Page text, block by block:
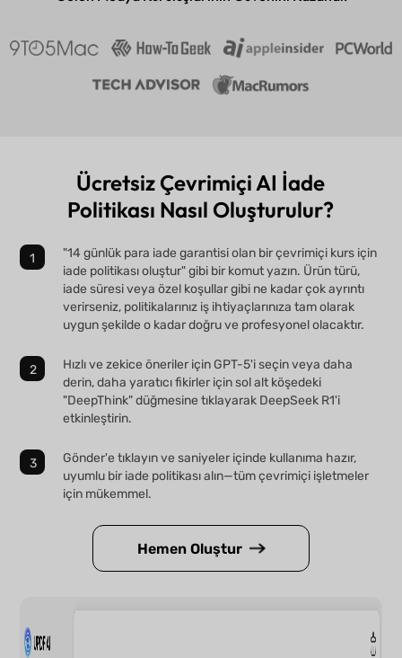
Ücretsiz Çevrimiçi AI İade
Politikası Nasıl Oluşturulur?
"14 günlük para iade garantisi olan bir çevrimiçi kurs için
iade politikası oluştur" gibi bir komut yazın. Ürün türü,
iade süresi veya özel koşullar gibi ne kadar çok ayrıntı
verirseniz, politikalarınız iş ihtiyaçlarınıza tam olarak
uygun şekilde o kadar doğru ve profesyonel olacaktır.
Hızlı ve zekice öneriler için GPT-5'i seçin veya daha
derin, daha yaratıcı fikirler için sol alt köşedeki
"DeepThink" düğmesine tıklayarak DeepSeek R1'i
etkinleştirin.
Gönder'e tıklayın ve saniyeler içinde kullanıma hazır,
uyumlu bir iade politikası alın—tüm çevrimiçi işletmeler
için mükemmel.
Hemen Oluştur